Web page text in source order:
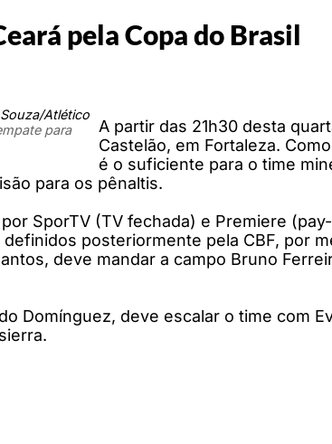
pela Copa do Brasil
Atlético
para
A partir das 21h30 desta
Castelão, em Fortaleza.
é o suficiente para o time
para os pênaltis.
SporTV (TV fechada) e Premiere
posteriormente pela CBF, por
deve mandar a campo Bruno
Domínguez, deve escalar o time com